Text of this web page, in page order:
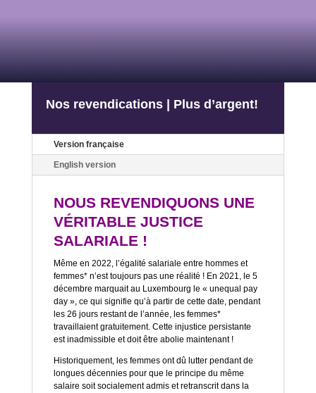
Nos revendications | Plus d’argent!
Version française
English version
NOUS REVENDIQUONS UNE
VÉRITABLE JUSTICE
SALARIALE !
Même en 2022, l’égalité salariale entre hommes et
femmes* n’est toujours pas une réalité ! En 2021, le 5
décembre marquait au Luxembourg le « unequal pay
day », ce qui signifie qu’à partir de cette date, pendant
les 26 jours restant de l’année, les femmes*
travaillaient gratuitement. Cette injustice persistante
est inadmissible et doit être abolie maintenant !
Historiquement, les femmes ont dû lutter pendant de
longues décennies pour que le principe du même
salaire soit socialement admis et retranscrit dans la